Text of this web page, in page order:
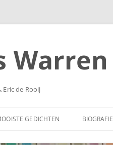
Warren
Eric de Rooij
GEDICHTEN BIOGRAFIE